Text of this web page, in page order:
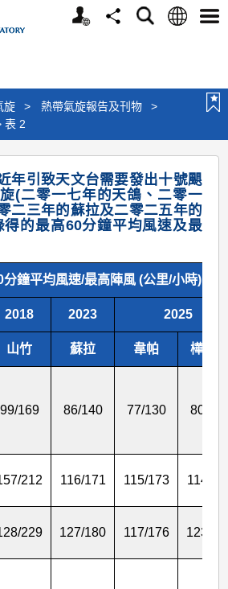
個
分
搜
語
選
旋 > 熱帶氣旋報告及刊物
>
表 2
引致天文台需要發出十號颶
(二零一七年的天鴿、二零一
二三年的蘇拉及二零二五年的
的最高60分鐘平均風速及最
分鐘平均風速/最高陣風 (公里/小時)
2018 2023 2025
山竹 蘇拉 韋帕 樺加
99/169 86/140 77/130 80/
212 116/171 115/173 114/
229 127/180 117/176 123/